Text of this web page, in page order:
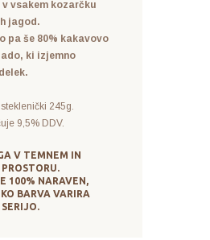
vsakem kozarčku
jagod.
pa še 80% kakavovo
ki izjemno
245g.
9,5% DDV.
V TEMNEM IN
.
100% NARAVEN,
BARVA VARIRA